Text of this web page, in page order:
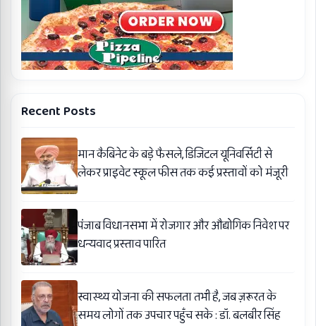
Recent Posts
मान कैबिनेट के बड़े फैसले, डिजिटल यूनिवर्सिटी से
लेकर प्राइवेट स्कूल फीस तक कई प्रस्तावों को मंजूरी
पंजाब विधानसभा में रोजगार और औद्योगिक निवेश पर
धन्यवाद प्रस्ताव पारित
स्वास्थ्य योजना की सफलता तभी है, जब ज़रूरत के
समय लोगों तक उपचार पहुँच सके : डॉ. बलबीर सिंह